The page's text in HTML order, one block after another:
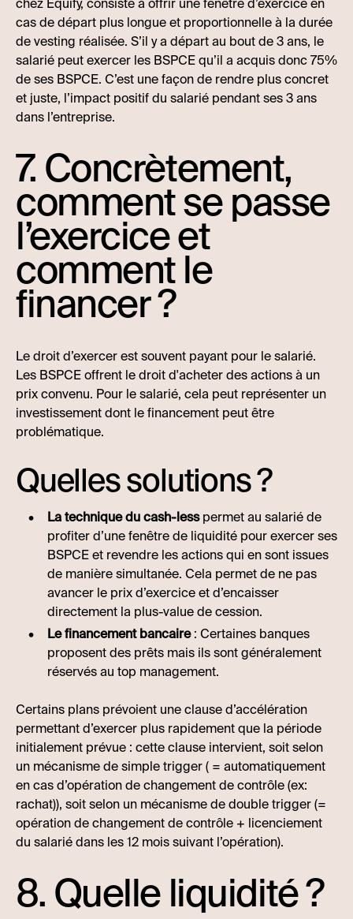
chez Equify, consiste à offrir une fenêtre d’exercice en
cas de départ plus longue et proportionnelle à la durée
de vesting réalisée. S’il y a départ au bout de 3 ans, le
salarié peut exercer les BSPCE qu’il a acquis donc 75%
de ses BSPCE. C’est une façon de rendre plus concret
et juste, l’impact positif du salarié pendant ses 3 ans
dans l’entreprise.
7. Concrètement,
comment se passe
l’exercice et
comment le
financer ?
Le droit d’exercer est souvent payant pour le salarié.
Les BSPCE offrent le droit d'acheter des actions à un
prix convenu. Pour le salarié, cela peut représenter un
investissement dont le financement peut être
problématique.
Quelles solutions ?
La technique du cash-lesspermet au salarié de
profiter d’une fenêtre de liquidité pour exercer ses
BSPCE et revendre les actions qui en sont issues
de manière simultanée. Cela permet de ne pas
avancer le prix d’exercice et d’encaisser
directement la plus-value de cession.
Le financement bancaire: Certaines banques
proposent des prêts mais ils sont généralement
réservés au top management.
Certains plans prévoient une clause d’accélération
permettant d’exercer plus rapidement que la période
initialement prévue : cette clause intervient, soit selon
un mécanisme de simple trigger ( = automatiquement
en cas d’opération de changement de contrôle (ex:
rachat)), soit selon un mécanisme de double trigger (=
opération de changement de contrôle + licenciement
du salarié dans les 12 mois suivant l’opération).
8. Quelle liquidité ?